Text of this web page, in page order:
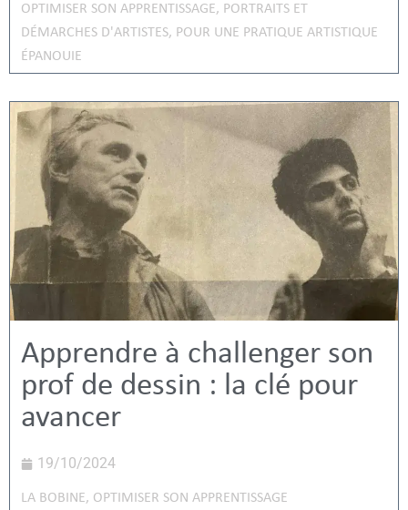
OPTIMISER SON APPRENTISSAGE, PORTRAITS ET
DÉMARCHES D'ARTISTES, POUR UNE PRATIQUE ARTISTIQUE
ÉPANOUIE
Apprendre à challenger son
prof de dessin : la clé pour
avancer
19/10/2024
LA BOBINE, OPTIMISER SON APPRENTISSAGE